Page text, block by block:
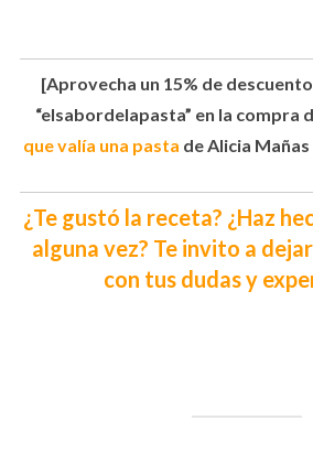
[Aprovecha un 15% de
“elsabordelapasta” en la compra
que valía una pasta de Alicia
¿Te gustó la receta? ¿Haz
alguna vez? Te invito a
con tus dudas y